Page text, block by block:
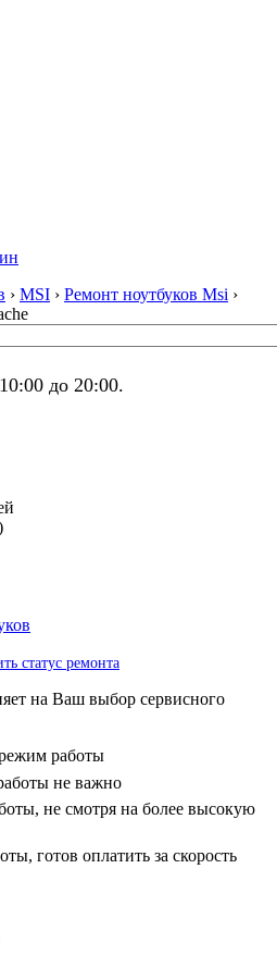
› MSI › Ремонт ноутбуков Msi ›
до 20:00.
статус ремонта
на Ваш выбор сервисного
работы
не важно
не смотря на более высокую
готов оплатить за скорость